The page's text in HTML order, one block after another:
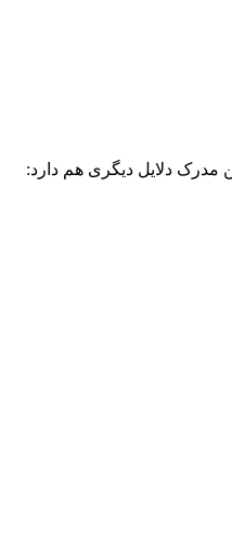
مدرک دلایل دیگری هم دارد: